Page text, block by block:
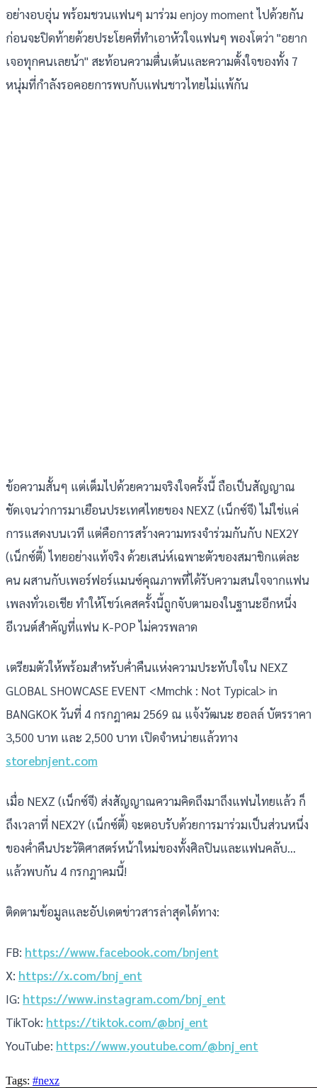
อย่างอบอุ่น พร้อมชวนแฟนๆ มาร่วม enjoy moment ไปด้วยกัน
ก่อนจะปิดท้ายด้วยประโยคที่ทำเอาหัวใจแฟนๆ พองโตว่า "อยาก
เจอทุกคนเลยน้า" สะท้อนความตื่นเต้นและความตั้งใจของทั้ง 7
หนุ่มที่กำลังรอคอยการพบกับแฟนชาวไทยไม่แพ้กัน
ข้อความสั้นๆ แต่เต็มไปด้วยความจริงใจครั้งนี้ ถือเป็นสัญญาณ
ชัดเจนว่าการมาเยือนประเทศไทยของ NEXZ (เน็กซ์จี) ไม่ใช่แค่
การแสดงบนเวที แต่คือการสร้างความทรงจำร่วมกันกับ NEX2Y
(เน็กซ์ตี้) ไทยอย่างแท้จริง ด้วยเสน่ห์เฉพาะตัวของสมาชิกแต่ละ
คน ผสานกับเพอร์ฟอร์แมนซ์คุณภาพที่ได้รับความสนใจจากแฟน
เพลงทั่วเอเชีย ทำให้โชว์เคสครั้งนี้ถูกจับตามองในฐานะอีกหนึ่ง
อีเวนต์สำคัญที่แฟน K-POP ไม่ควรพลาด
เตรียมตัวให้พร้อมสำหรับค่ำคืนแห่งความประทับใจใน NEXZ
GLOBAL SHOWCASE EVENT <Mmchk : Not Typical> in
BANGKOK วันที่ 4 กรกฎาคม 2569 ณ แจ้งวัฒนะ ฮอลล์ บัตรราคา
3,500 บาท และ 2,500 บาท เปิดจำหน่ายแล้วทาง
storebnjent.com
เมื่อ NEXZ (เน็กซ์จี) ส่งสัญญาณความคิดถึงมาถึงแฟนไทยแล้ว ก็
ถึงเวลาที่ NEX2Y (เน็กซ์ตี้) จะตอบรับด้วยการมาร่วมเป็นส่วนหนึ่ง
ของค่ำคืนประวัติศาสตร์หน้าใหม่ของทั้งศิลปินและแฟนคลับ...
แล้วพบกัน 4 กรกฎาคมนี้!
ติดตามข้อมูลและอัปเดตข่าวสารล่าสุดได้ทาง:
FB: https://www.facebook.com/bnjent
X: https://x.com/bnj_ent
IG: https://www.instagram.com/bnj_ent
TikTok: https://tiktok.com/@bnj_ent
YouTube: https://www.youtube.com/@bnj_ent
Tags: #nexz